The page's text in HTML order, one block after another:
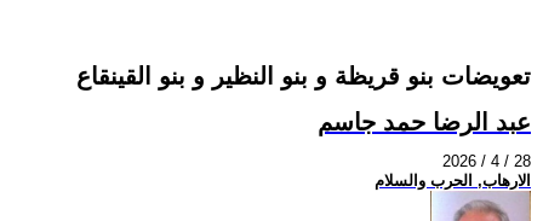
تعويضات بنو قريظة و بنو النظير و بنو القينقاع
عبد الرضا حمد جاسم
2026 / 4 / 28
الارهاب, الحرب والسلام